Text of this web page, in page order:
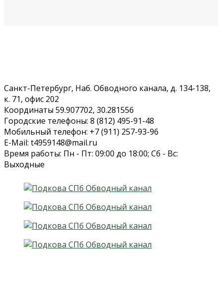
Санкт-Петербург, Наб. Обводного канала, д. 134-138,
к. 71, офис 202
Координаты 59.907702, 30.281556
Городские телефоны: 8 (812) 495-91-48
Мобильный телефон: +7 (911) 257-93-96
E-Mail: t4959148@mail.ru
Время работы: Пн - Пт: 09:00 до 18:00; Сб - Вс:
Выходные